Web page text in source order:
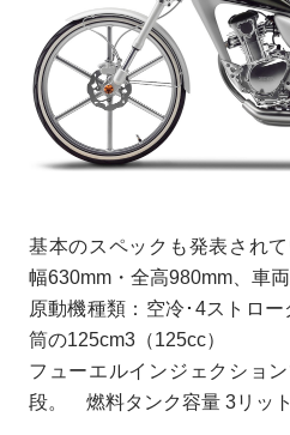
基本のスペックも発表され
幅630mm・全高980mm、車両
原動機種類：空冷･4ストロ
筒の125cm3（125cc）
フューエルインジェクショ
段。 燃料タンク容量 3リッ